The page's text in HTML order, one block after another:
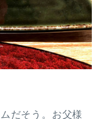
だそう。お父様